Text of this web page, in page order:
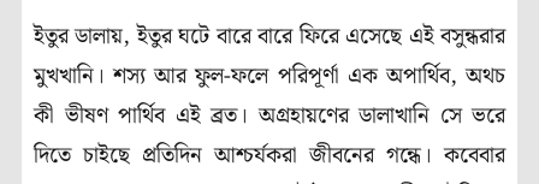
ইতুর ডালায়, ইতুর ঘটে বারে বারে ফিরে এসেছে এই বসুন্ধরার
মুখখানি। শস্য আর ফুল-ফলে পরিপূর্ণা এক অপার্থিব, অথচ
কী ভীষণ পার্থিব এই ব্রত। অগ্রহায়ণের ডালাখানি সে ভরে
দিতে চাইছে প্রতিদিন আশ্চর্যকরা জীবনের গন্ধে। কবেবার